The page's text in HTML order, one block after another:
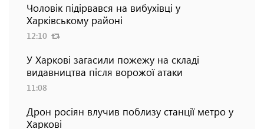
Чоловік підірвався на вибухівці у
Харківському районі
12:10
У Харкові загасили пожежу на складі
видавництва після ворожої атаки
11:08
Дрон росіян влучив поблизу станції метро у
Харкові